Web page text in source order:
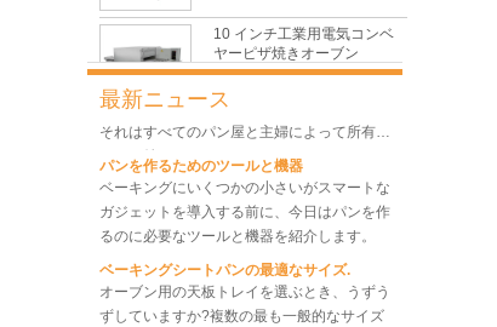
10 インチ工業用電気コンベ
ヤーピザ焼きオーブン
産業用商業ステンレス鋼コン
ベヤーピザ焼きオーブン
最新ニュース
に困難です。
伝統的なデンマークの生地の泡立て器とは何
伝統的な大まかな泡立て器は、安価でコンパ
クトで柔軟で便利なペストリーツールです。
それはすべてのパン屋と主婦によって所有さ
れるに値します。
パンを作るためのツールと機器
ベーキングにいくつかの小さいがスマートな
ガジェットを導入する前に、今日はパンを作
るのに必要なツールと機器を紹介します。
ベーキングシートパンの最適なサイズ.
オーブン用の天板トレイを選ぶとき、うずう
ずしていますか?複数の最も一般的なサイズ
があり、他の多くの異なるサイズと同様に、